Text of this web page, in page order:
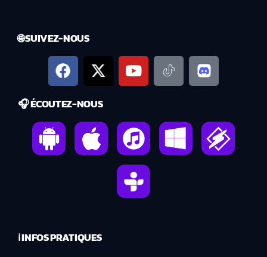
🌐 SUIVEZ-NOUS
🎧 ÉCOUTEZ-NOUS
ℹ️ INFOS PRATIQUES